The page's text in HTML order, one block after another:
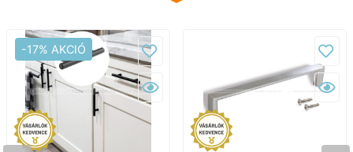
-17% AKCIÓ